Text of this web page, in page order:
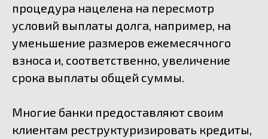
процедура нацелена на пересмотр
условий выплаты долга, например, на
уменьшение размеров ежемесячного
взноса и, соответственно, увеличение
срока выплаты общей суммы.
Многие банки предоставляют своим
клиентам реструктуризировать кредиты,